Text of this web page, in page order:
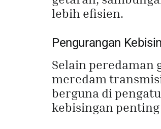
lebih efisien.
Pengurangan
Selain peredaman
meredam
berguna di
kebisingan